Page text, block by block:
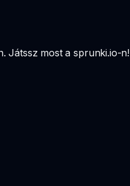
Játssz most a sprunki.io-n!